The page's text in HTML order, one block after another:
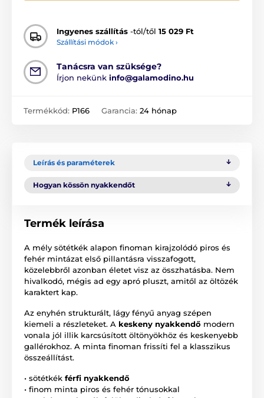
Ingyenes szállítás -tól/től 15 029 Ft
Szállítási módok ›
Tanácsra van szüksége?
Írjon nekünk info@galamodino.hu
Termékkód: P166 Garancia: 24 hónap
Leírás és paraméterek
Hogyan kössön nyakkendőt
Termék leírása
A mély sötétkék alapon finoman kirajzolódó piros és
fehér mintázat első pillantásra visszafogott,
közelebbről azonban életet visz az összhatásba. Nem
hivalkodó, mégis ad egy apró pluszt, amitől az öltözék
karaktert kap.
Az enyhén strukturált, lágy fényű anyag szépen
kiemeli a részleteket. A keskeny nyakkendő modern
vonala jól illik karcsúsított öltönyökhöz és keskenyebb
gallérokhoz. A minta finoman frissíti fel a klasszikus
összeállítást.
• sötétkék férfi nyakkendő
• finom minta piros és fehér tónusokkal